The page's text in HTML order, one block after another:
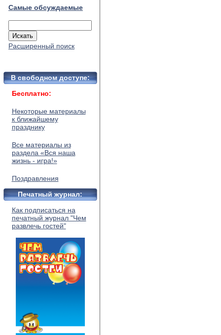
Самые обсуждаемые
Расширенный поиск
В свободном доступе:
Бесплатно:
Некоторые материалы
к ближайшему
празднику
Все материалы из
раздела «Вся наша
жизнь - игра!»
Поздравления
Печатный журнал:
Как подписаться на
печатный журнал "Чем
развлечь гостей"